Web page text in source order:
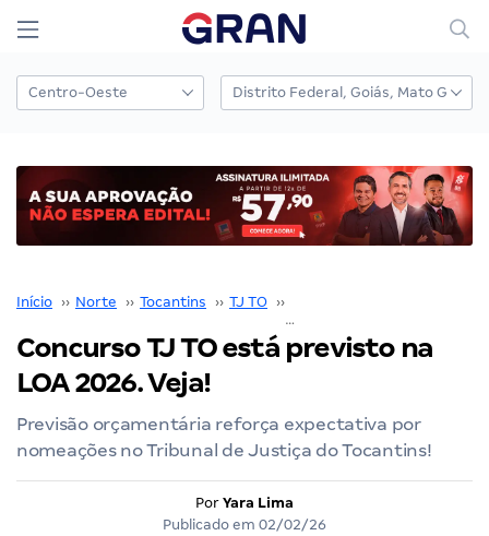
Início ›› Norte ›› Tocantins ›› TJ TO ››
Concurso TJ TO está previsto na
LOA 2026. Veja!
Previsão orçamentária reforça expectativa por
nomeações no Tribunal de Justiça do Tocantins!
Por Yara Lima
Publicado em 02/02/26